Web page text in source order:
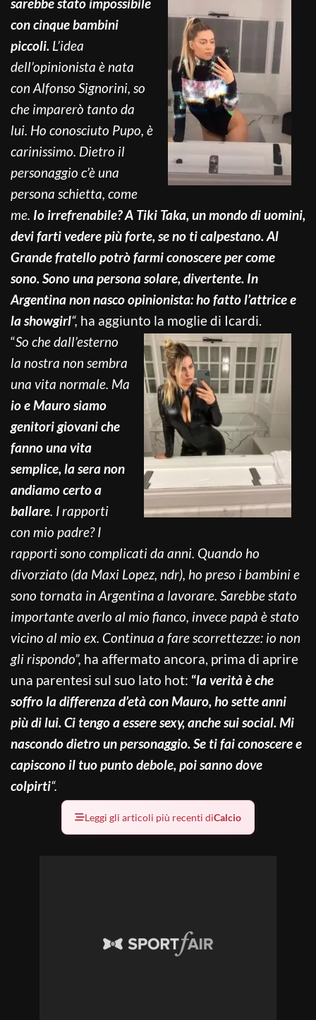
con cinque bambini
piccoli. L’idea
dell’opinionista è nata
con Alfonso Signorini, so
che imparerò tanto da
lui. Ho conosciuto Pupo, è
carinissimo. Dietro il
personaggio c’è una
persona schietta, come
me. Io irrefrenabile? A Tiki Taka, un mondo di uomini,
devi farti vedere più forte, se no ti calpestano.Al
Grande fratello potrò farmi conoscere per come
sono. Sono una persona solare, divertente. In
Argentina non nasco opinionista: ho fatto l’attrice e
la showgirl“, ha aggiunto la moglie di Icardi.
“So che dall’esterno
la nostra non sembra
una vita normale. Ma
io e Mauro siamo
genitori giovani che
fanno una vita
semplice, la sera non
andiamo certo a
ballare. I rapporti
con mio padre? I
rapporti sono complicati da anni. Quando ho
divorziato (da Maxi Lopez, ndr), ho preso i bambini e
sono tornata in Argentina a lavorare. Sarebbe stato
importante averlo al mio fianco, invece papà è stato
vicino al mio ex. Continua a fare scorrettezze: io non
gli rispondo”, ha affermato ancora, prima di aprire
una parentesi sul suo lato hot: “la verità è che
soffro la differenza d’età con Mauro, ho sette anni
più di lui. Ci tengo a essere sexy, anche sui social. Mi
nascondo dietro un personaggio. Se ti fai conoscere e
capiscono il tuo punto debole, poi sanno dove
colpirti“.
Leggi gli articoli più recenti diCalcio